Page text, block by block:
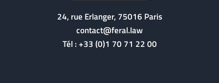
24, rue Erlanger, 75016 Paris
contact@feral.law
Tél :+33 (0)1 70 71 22 00